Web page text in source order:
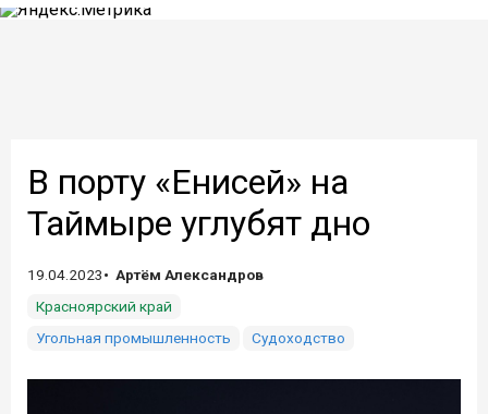
В порту «Енисей» на
Таймыре углубят дно
19.04.2023
Артём Александров
Красноярский край
Угольная промышленность
Судоходство